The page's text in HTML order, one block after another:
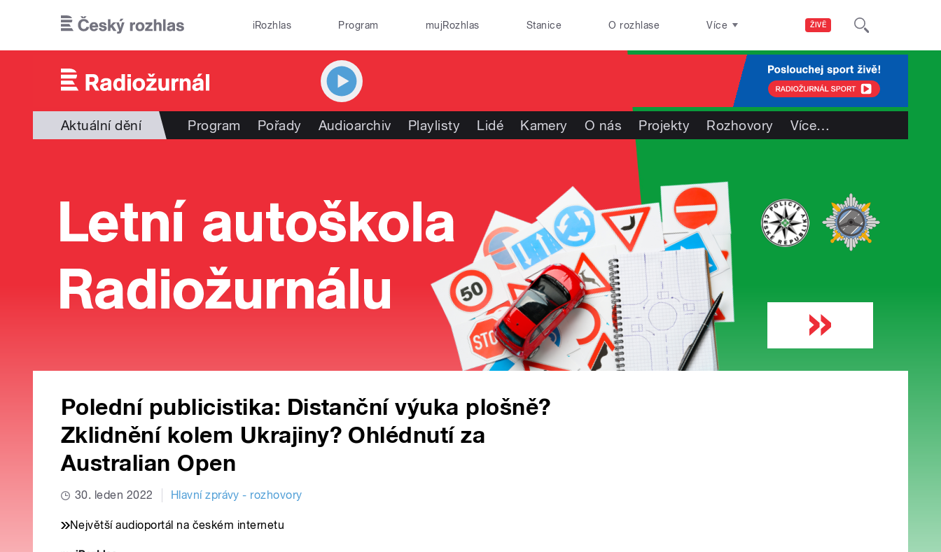
ŽIVĚ
iRozhlas Program mujRozhlas Stanice O rozhlase Více
Aktuální dění Program Pořady Audioarchiv Playlisty Lidé Kamery O nás Projekty Rozhovory Více…
Polední publicistika: Distanční výuka plošně?
Zklidnění kolem Ukrajiny? Ohlédnutí za
Australian Open
30. leden 2022 Hlavní zprávy - rozhovory
Největší audioportál na českém internetu